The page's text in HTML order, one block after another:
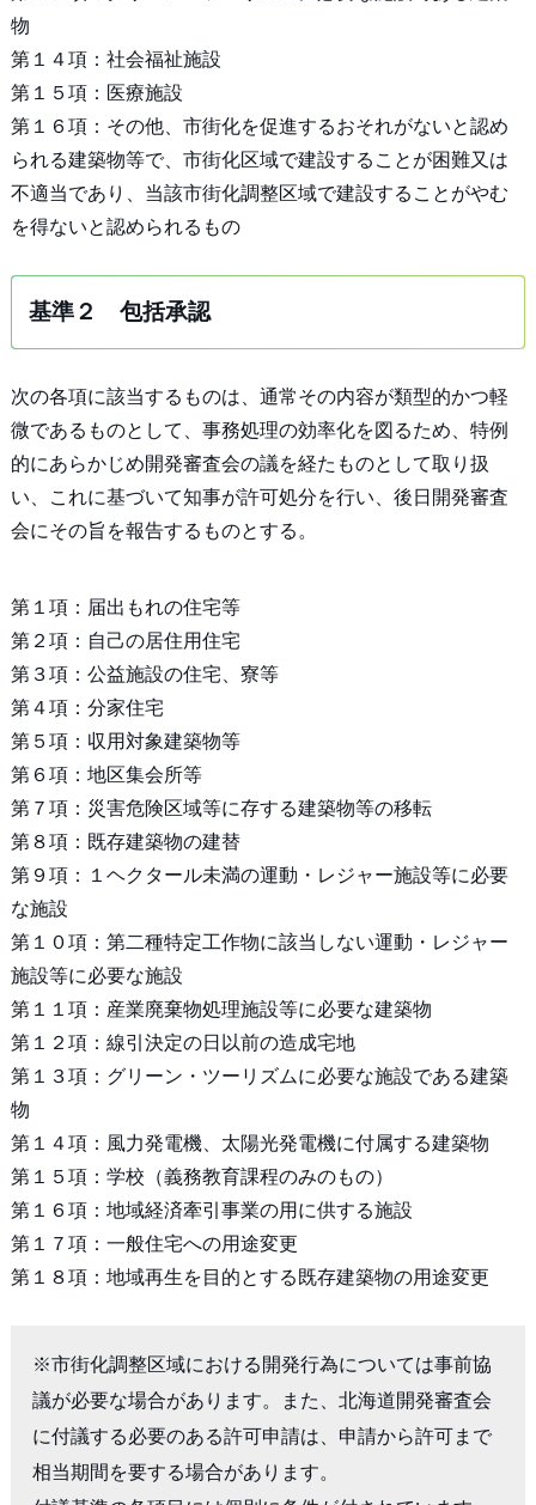
物
第１４項：社会福祉施設
第１５項：医療施設
第１６項：その他、市街化を促進するおそれがないと認め
られる建築物等で、市街化区域で建設することが困難又は
不適当であり、当該市街化調整区域で建設することがやむ
を得ないと認められるもの
基準２ 包括承認
次の各項に該当するものは、通常その内容が類型的かつ軽
微であるものとして、事務処理の効率化を図るため、特例
的にあらかじめ開発審査会の議を経たものとして取り扱
い、これに基づいて知事が許可処分を行い、後日開発審査
会にその旨を報告するものとする。
第１項：届出もれの住宅等
第２項：自己の居住用住宅
第３項：公益施設の住宅、寮等
第４項：分家住宅
第５項：収用対象建築物等
第６項：地区集会所等
第７項：災害危険区域等に存する建築物等の移転
第８項：既存建築物の建替
第９項：１ヘクタール未満の運動・レジャー施設等に必要
な施設
第１０項：第二種特定工作物に該当しない運動・レジャー
施設等に必要な施設
第１１項：産業廃棄物処理施設等に必要な建築物
第１２項：線引決定の日以前の造成宅地
第１３項：グリーン・ツーリズムに必要な施設である建築
物
第１４項：風力発電機、太陽光発電機に付属する建築物
第１５項：学校（義務教育課程のみのもの）
第１６項：地域経済牽引事業の用に供する施設
第１７項：一般住宅への用途変更
第１８項：地域再生を目的とする既存建築物の用途変更
※市街化調整区域における開発行為については事前協
議が必要な場合があります。また、北海道開発審査会
に付議する必要のある許可申請は、申請から許可まで
相当期間を要する場合があります。